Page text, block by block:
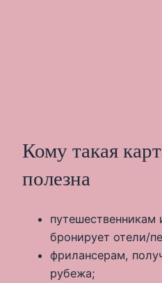
Кому такая
полезна
путешественникам
бронирует отели/
фрилансерам,
рубежа;